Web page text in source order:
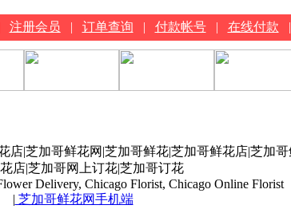
注册会员 | 订单查询 | 付款帐号 | 在线付款 |
店|芝加哥鲜花网|芝加哥鲜花|芝加哥鲜花店|芝加
店|芝加哥网上订花|芝加哥订花
Delivery, Chicago Florist, Chicago Online Florist
| 芝加哥鲜花网手机端